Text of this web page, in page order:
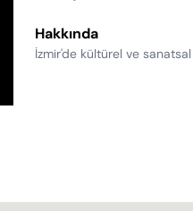
Hakkında
İzmir'de kültürel ve